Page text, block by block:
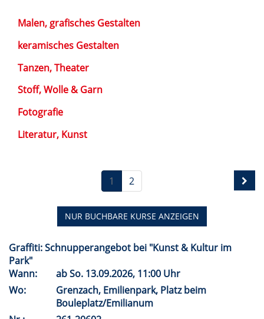
Malen, grafisches Gestalten
keramisches Gestalten
Tanzen, Theater
Stoff, Wolle & Garn
Fotografie
Literatur, Kunst
1 2
NUR BUCHBARE KURSE ANZEIGEN
Graffiti: Schnupperangebot bei "Kunst & Kultur im
Park"
Wann:
abSo. 13.09.2026, 11:00 Uhr
Wo:
Grenzach, Emilienpark, Platz beim
Bouleplatz/Emilianum